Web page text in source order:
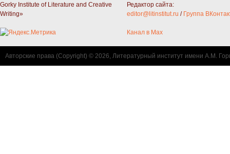
Gorky Institute of Literature and Creative
Writing»
Редактор сайта:
editor@litinstitut.ru / Группа
Канал в Max
Авторские права (Copyright) © 2026, Литературный институт имени А.М.